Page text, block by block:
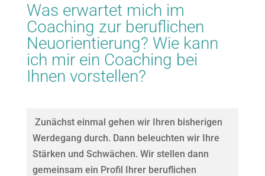
Was erwartet mich im
Coaching zur beruflichen
Neuorientierung? Wie kann
ich mir ein Coaching bei
Ihnen vorstellen?
Zunächst einmal gehen wir Ihren bisherigen
Werdegang durch. Dann beleuchten wir Ihre
Stärken und Schwächen. Wir stellen dann
gemeinsam ein Profil Ihrer beruflichen